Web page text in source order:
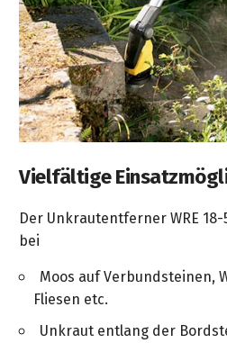
Vielfältige
Der Unkrautentferner WRE
bei
Moos auf Verbundsteinen,
Fliesen etc.
Unkraut entlang der